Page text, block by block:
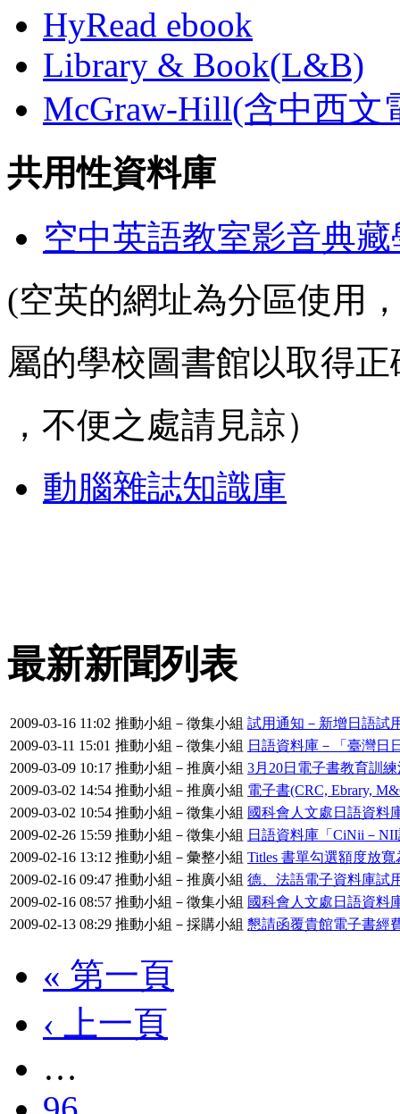
HyRead ebook
Library & Book(L&B)
McGraw-Hill(含中西文
共用性資料庫
空中英語教室影音典
(空英的網址為分區使用
屬的學校圖書館以取得
，不便之處請見諒）
動腦雜誌知識庫
最新新聞列表
2009-03-16 11:02 推動小組－徵集小組 試用通知－新增日語試
2009-03-11 15:01 推動小組－徵集小組 日語資料庫－「臺灣日
2009-03-09 10:17 推動小組－推廣小組 3月20日電子書教育訓
2009-03-02 14:54 推動小組－推廣小組 電子書(CRC, Ebrary,
2009-03-02 10:54 推動小組－徵集小組 國科會人文處日語資料
2009-02-26 15:59 推動小組－徵集小組 日語資料庫「CiNii－
2009-02-16 13:12 推動小組－彙整小組 Titles 書單勾選額度放
2009-02-16 09:47 推動小組－推廣小組 德、法語電子資料庫試
2009-02-16 08:57 推動小組－徵集小組 國科會人文處日語資料
2009-02-13 08:29 推動小組－採購小組 懇請函覆貴館電子書經
« 第一頁
‹ 上一頁
…